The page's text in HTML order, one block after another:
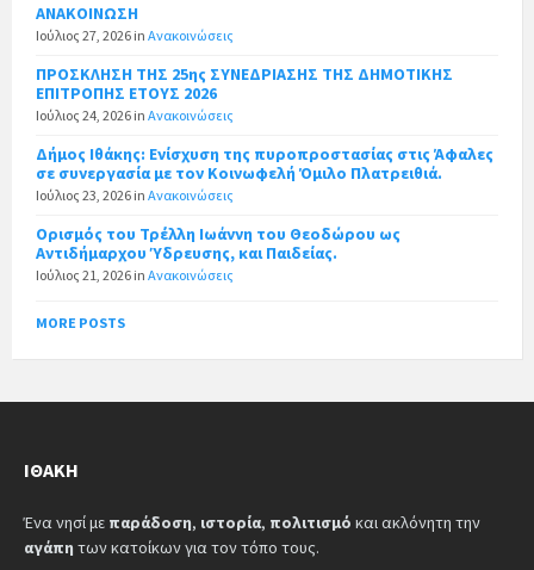
ΑΝΑΚΟΙΝΩΣΗ
Ιούλιος 27, 2026 in Ανακοινώσεις
ΠΡΟΣΚΛΗΣΗ ΤΗΣ 25ης ΣΥΝΕΔΡΙΑΣΗΣ ΤΗΣ ΔΗΜΟΤΙΚΗΣ
ΕΠΙΤΡΟΠΗΣ ΕΤΟΥΣ 2026
Ιούλιος 24, 2026 in Ανακοινώσεις
Δήμος Ιθάκης: Ενίσχυση της πυροπροστασίας στις Άφαλες
σε συνεργασία με τον Κοινωφελή Όμιλο Πλατρειθιά.
Ιούλιος 23, 2026 in Ανακοινώσεις
Ορισμός του Τρέλλη Ιωάννη του Θεοδώρου ως
Αντιδήμαρχου Ύδρευσης, και Παιδείας.
Ιούλιος 21, 2026 in Ανακοινώσεις
MORE POSTS
ΙΘΆΚΗ
Ένα νησί με παράδοση, ιστορία, πολιτισμό και ακλόνητη την
αγάπη των κατοίκων για τον τόπο τους.